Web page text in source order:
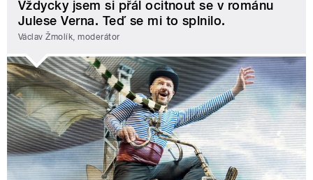
Vždycky jsem si přál ocitnout se v románu
Julese Verna. Teď se mi to splnilo.
Václav Žmolík, moderátor